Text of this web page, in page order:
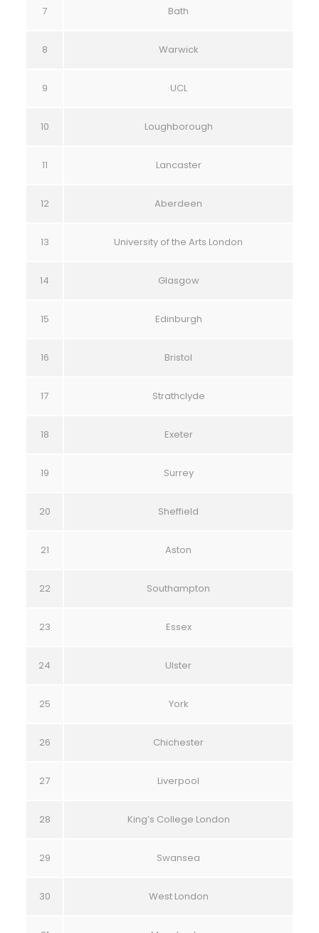
7 Bath
8 Warwick
9 UCL
10 Loughborough
11 Lancaster
12 Aberdeen
13 University of the Arts London
14 Glasgow
15 Edinburgh
16 Bristol
17 Strathclyde
18 Exeter
19 Surrey
20 Sheffield
21 Aston
22 Southampton
23 Essex
24 Ulster
25 York
26 Chichester
27 Liverpool
28 King’s College London
29 Swansea
30 West London